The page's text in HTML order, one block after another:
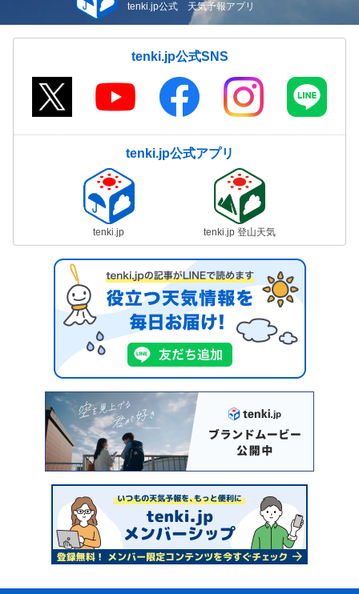
tenki.jp公式 天気予報アプリ
tenki.jp公式SNS
tenki.jp公式アプリ
tenki.jp tenki.jp 登山天気